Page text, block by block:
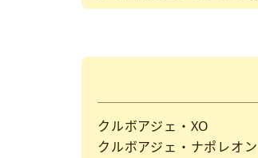
クルボアジェ・XO
クルボアジェ・ナポレオン